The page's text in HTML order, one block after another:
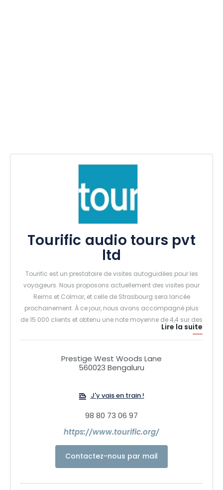
Tourific audio tours pvt
ltd
Tourific est un prestataire de visites autoguidées pour les
voyageurs. Nous proposons actuellement des visites pour
Reims et Colmar, et celle de Strasbourg sera lancée
prochainement. À ce jour, nous avons accompagné plus
de 15 000 clients et obtenu une note moyenne de 4,4 sur des
plateformes de référence telles que Tripadvisor, Viator et
Booking.com. Nos visites sont disponibles en anglais,
français, allemand, italien et néerlandais. Nous serions
ravis de voir nos visites répertoriées sur votre plateforme et
Lire la suite
Prestige West Woods Lane
560023 Bengaluru
J'y vais en train !
98 80 73 06 97
https://www.tourific.org/
Contactez-nous par mail